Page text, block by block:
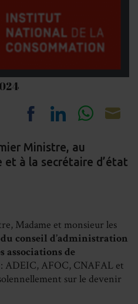
on
Facebook
on
LinkedIn
on
Ministre, au
et à la secrétaire d’état
Madame et monsieur les
conseil d’administration
associations de
ADEIC, AFOC, CNAFAL et
sur le devenir